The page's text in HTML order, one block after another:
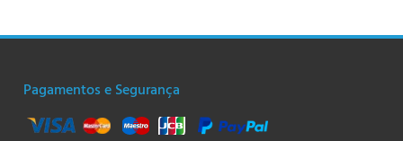
Pagamentos e Segurança